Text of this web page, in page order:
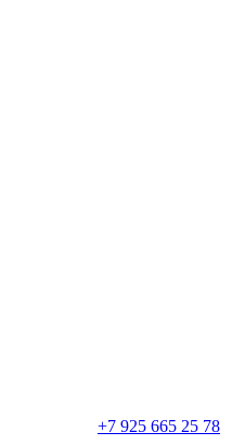
+7 925 665 25 78